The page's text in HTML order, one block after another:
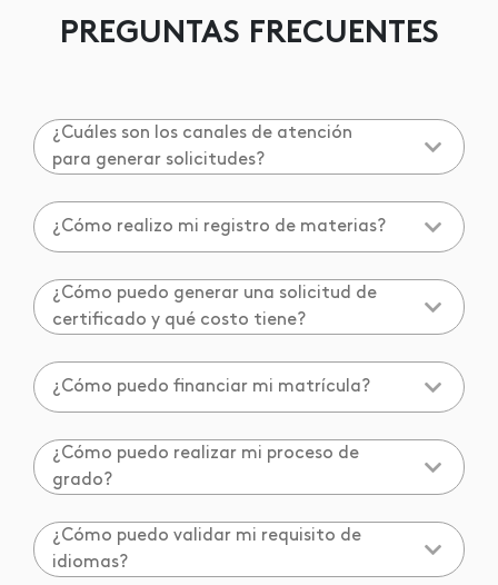
PREGUNTAS FRECUENTES
¿Cuáles son los canales de atención
para generar solicitudes?
¿Cómo realizo mi registro de materias?
¿Cómo puedo generar una solicitud de
certificado y qué costo tiene?
¿Cómo puedo financiar mi matrícula?
¿Cómo puedo realizar mi proceso de
grado?
¿Cómo puedo validar mi requisito de
idiomas?